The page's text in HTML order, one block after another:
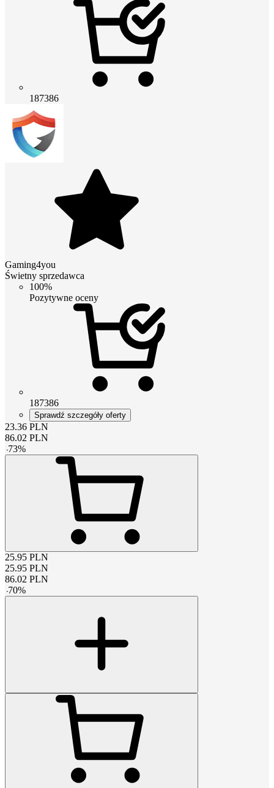
187386
Gaming4you
Świetny sprzedawca
100%
Pozytywne oceny
187386
Sprawdź szczegóły oferty
23.36 PLN
86.02 PLN
-73%
25.95 PLN
25.95 PLN
86.02 PLN
-70%